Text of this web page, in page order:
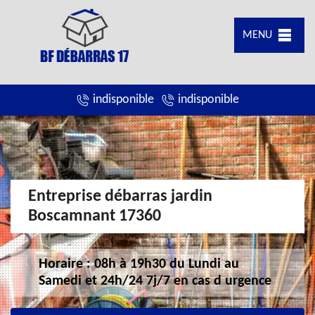
MENU
indisponible indisponible
Entreprise débarras jardin
Boscamnant 17360
Horaire : 08h à 19h30 du Lundi au
Samedi et 24h/24 7j/7 en cas d urgence